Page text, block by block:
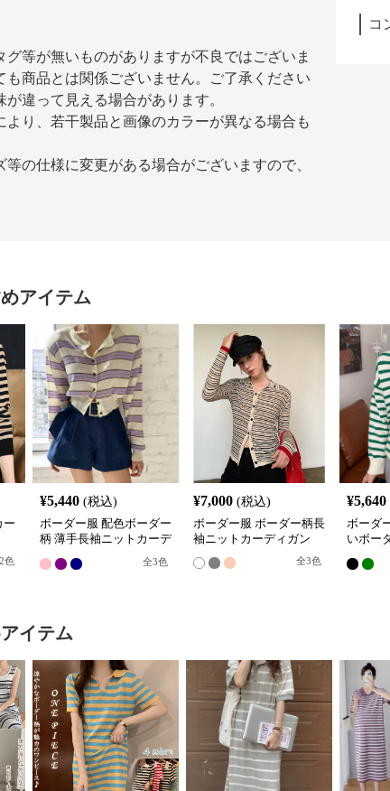
等が無いものがありますが不良ではございま
商品とは関係ございません。ご了承ください
違って見える場合があります。
り、若干製品と画像のカラーが異なる場合も
の仕様に変更がある場合がございますので、
コ
アイテム
ー
2色
¥5,440 (税込)
ボーダー服 配色ボーダー
柄 薄手長袖ニットカーデ
全3色
¥7,000 (税込)
ボーダー服 ボーダー柄長
袖ニットカーディガン
全3色
¥5,640
ボーダ
いボー
イテム